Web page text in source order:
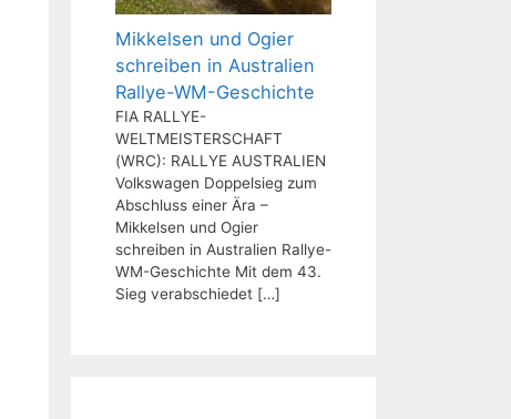
Mikkelsen und Ogier
schreiben in Australien
Rallye-WM-Geschichte
FIA RALLYE-
WELTMEISTERSCHAFT
(WRC): RALLYE AUSTRALIEN
Volkswagen Doppelsieg zum
Abschluss einer Ära –
Mikkelsen und Ogier
schreiben in Australien Rallye-
WM-Geschichte Mit dem 43.
Sieg verabschiedet […]